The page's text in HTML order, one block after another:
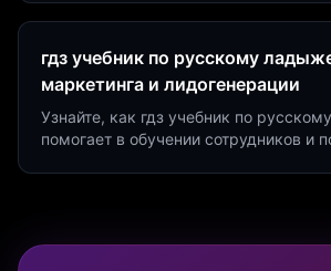
гдз учебник по русскому
маркетинга и лидогенерации
Узнайте, как гдз учебник по
помогает в обучении сотрудников и